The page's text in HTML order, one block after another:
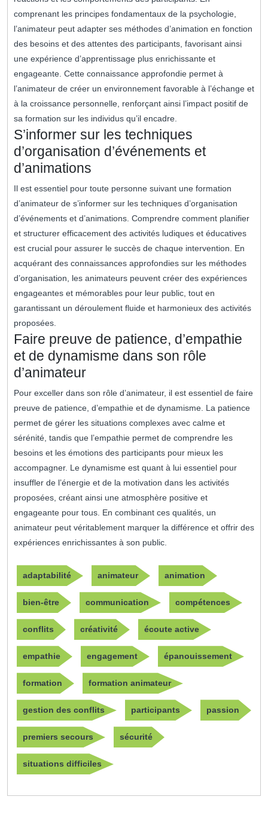
comprenant les principes fondamentaux de la psychologie,
l’animateur peut adapter ses méthodes d’animation en fonction
des besoins et des attentes des participants, favorisant ainsi
une expérience d’apprentissage plus enrichissante et
engageante. Cette connaissance approfondie permet à
l’animateur de créer un environnement favorable à l’échange et
à la croissance personnelle, renforçant ainsi l’impact positif de
sa formation sur les individus qu’il encadre.
S’informer sur les techniques
d’organisation d’événements et
d’animations
Il est essentiel pour toute personne suivant une formation
d’animateur de s’informer sur les techniques d’organisation
d’événements et d’animations. Comprendre comment planifier
et structurer efficacement des activités ludiques et éducatives
est crucial pour assurer le succès de chaque intervention. En
acquérant des connaissances approfondies sur les méthodes
d’organisation, les animateurs peuvent créer des expériences
engageantes et mémorables pour leur public, tout en
garantissant un déroulement fluide et harmonieux des activités
proposées.
Faire preuve de patience, d’empathie
et de dynamisme dans son rôle
d’animateur
Pour exceller dans son rôle d’animateur, il est essentiel de faire
preuve de patience, d’empathie et de dynamisme. La patience
permet de gérer les situations complexes avec calme et
sérénité, tandis que l’empathie permet de comprendre les
besoins et les émotions des participants pour mieux les
accompagner. Le dynamisme est quant à lui essentiel pour
insuffler de l’énergie et de la motivation dans les activités
proposées, créant ainsi une atmosphère positive et
engageante pour tous. En combinant ces qualités, un
animateur peut véritablement marquer la différence et offrir des
expériences enrichissantes à son public.
adaptabilité animateur animation
bien-être communication compétences
conflits créativité écoute active
empathie engagement épanouissement
formation formation animateur
gestion des conflits participants passion
premiers secours sécurité
situations difficiles